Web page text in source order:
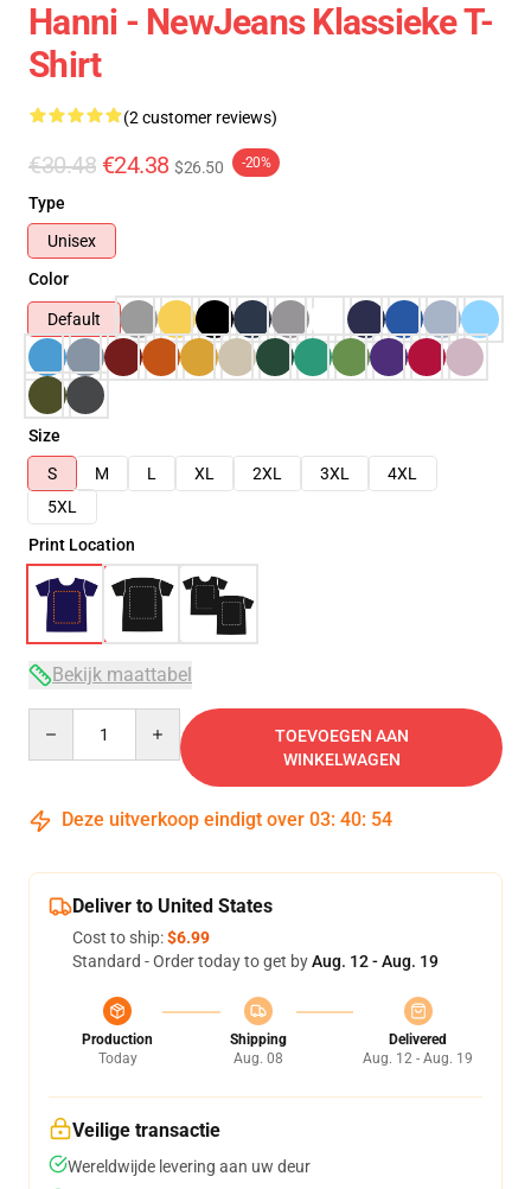
Hanni - NewJeans Klassieke T-
Shirt
(2 customer reviews)
€30.48 €24.38 $26.50 -20%
Type
Unisex
Color
Default
Size
S
M L XL 2XL 3XL
4XL
5XL
Print Location
Bekijk maattabel
TOEVOEGEN AAN
WINKELWAGEN
Deze uitverkoop eindigt over 03: 40: 54
Deliver to United States
Cost to ship:$6.99
Standard - Order today to get byAug. 12 - Aug. 19
Production
Today
Shipping
Aug. 08
Delivered
Aug. 12 - Aug. 19
Veilige transactie
Wereldwijde levering aan uw deur